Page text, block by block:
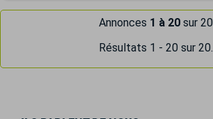
Annonces 1 à 20 sur 20
Résultats 1 - 20 sur 20.